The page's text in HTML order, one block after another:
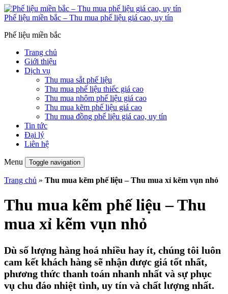
Phế liệu miền bắc – Thu mua phế liệu giá cao, uy tín
Phế liệu miền bắc
Trang chủ
Giới thiệu
Dịch vụ
Thu mua sắt phế liệu
Thu mua phế liệu thiếc giá cao
Thu mua nhôm phế liệu giá cao
Thu mua kẽm phế liệu giá cao
Thu mua đồng phế liệu giá cao, uy tín
Tin tức
Đại lý
Liên hệ
Menu Toggle navigation
Trang chủ » Thu mua kẽm phế liệu – Thu mua xỉ kẽm vụn nhỏ
Thu mua kẽm phế liệu – Thu
mua xỉ kẽm vụn nhỏ
Dù số lượng hàng hoá nhiều hay ít, chúng tôi luôn
cam kết khách hàng sẽ nhận được giá tốt nhất,
phương thức thanh toán nhanh nhất và sự phục
vụ chu đáo nhiệt tình, uy tín và chất lượng nhất.